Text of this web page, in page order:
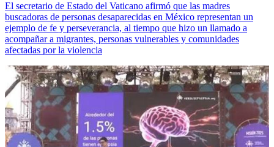
El secretario de Estado del Vaticano afirmó que las madres
buscadoras de personas desaparecidas en México representan un
ejemplo de fe y perseverancia, al tiempo que hizo un llamado a
acompañar a migrantes, personas vulnerables y comunidades
afectadas por la violencia